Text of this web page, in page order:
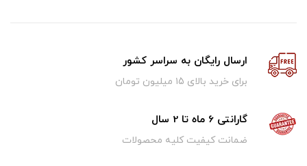
ارسال رایگان به سراسر کشور
برای خرید بالای ۱5 میلیون تومان
گارانتی 6 ماه تا 2 سال
ضمانت کیفیت کلیه محصولات